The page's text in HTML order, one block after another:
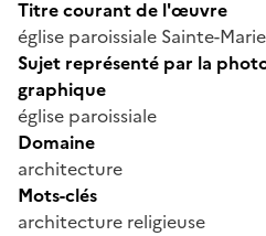
Titre courant de l'œuvre
église paroissiale Sainte-
Sujet représenté par la
graphique
église paroissiale
Domaine
architecture
Mots-clés
architecture religieuse